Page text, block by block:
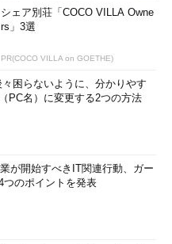
シェア別荘「COCO VILLA Owne
rs」3選
PR(COCO VILLA on GOETHE)
々困らないように、分かりやす
PC名）に変更する2つの方法
が開始すべきIT関連行動、ガー
つのポイントを発表